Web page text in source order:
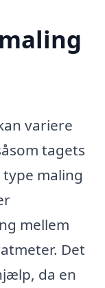
variere
tagets
maling
mellem
Det
da en